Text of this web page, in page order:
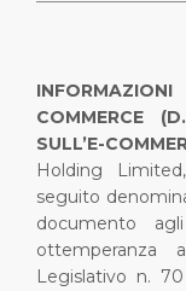
INFORMAZIONI
COMMERCE
SULL’E-
Holding
seguito
documento
ottemperanza
Legislativo n.